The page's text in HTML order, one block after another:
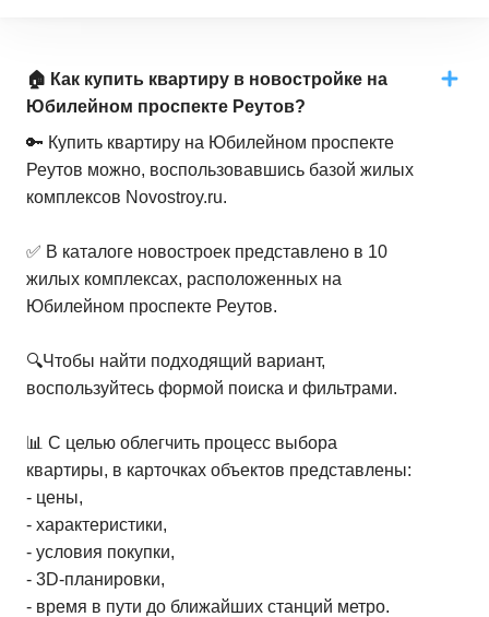
🏠 Как купить квартиру в новостройке на
Юбилейном проспекте Реутов?
🔑 Купить квартиру на Юбилейном проспекте
Реутов можно, воспользовавшись базой жилых
комплексов Novostroy.ru.
✅ В каталоге новостроек представлено в 10
жилых комплексах, расположенных на
Юбилейном проспекте Реутов.
🔍Чтобы найти подходящий вариант,
воспользуйтесь формой поиска и фильтрами.
📊 С целью облегчить процесс выбора
квартиры, в карточках объектов представлены:
- цены,
- характеристики,
- условия покупки,
- 3D-планировки,
- время в пути до ближайших станций метро.